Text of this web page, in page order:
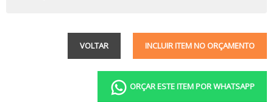
INCLUIR ITEM NO ORÇAMENTO
VOLTAR
ORÇAR ESTE ITEM POR WHATSAPP